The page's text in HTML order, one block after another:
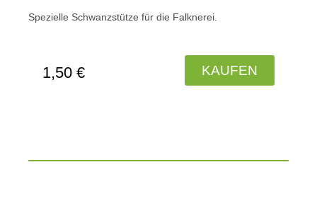
Spezielle Schwanzstütze für die Falknerei.
1,50 € KAUFEN